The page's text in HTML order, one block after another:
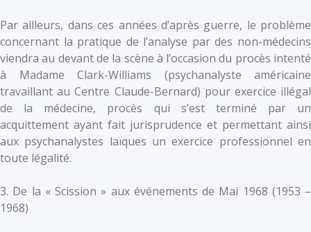
Par ailleurs, dans ces années d’après guerre, le problème
concernant la pratique de l’analyse par des non-médecins
viendra au devant de la scène à l’occasion du procès intenté
à Madame Clark-Williams (psychanalyste américaine
travaillant au Centre Claude-Bernard) pour exercice illégal
de la médecine, procès qui s’est terminé par un
acquittement ayant fait jurisprudence et permettant ainsi
aux psychanalystes laïques un exercice professionnel en
toute légalité.
3. De la « Scission » aux événements de Mai 1968 (1953 –
1968)